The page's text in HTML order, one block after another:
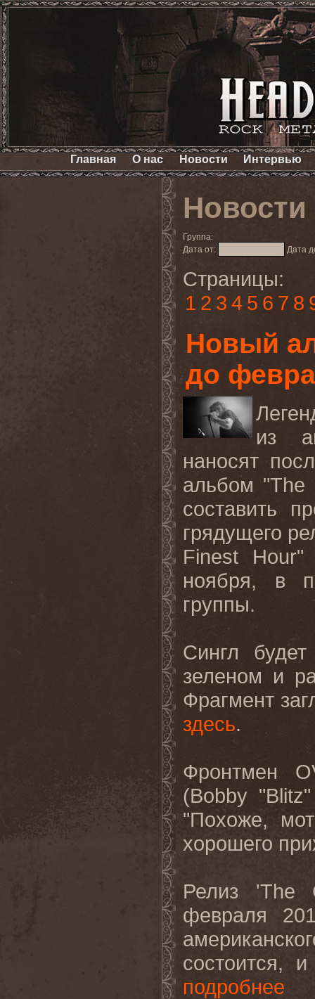
Главная О нас Новости Интервью
Новости
Группа:
Дата от:
Дата
Страницы:
1 2 3 4 5 6 7 8
Новый
до
из
наносят
альбом "The
составить
грядущего
Finest
Hour"
ноября, в
группы.
Сингл
зеленом и
Фрагмент
здесь.
Фронтмен
(Bobby "Blitz
"Похоже,
хорошего
Релиз 'The
февраля
состоится,
подробнее